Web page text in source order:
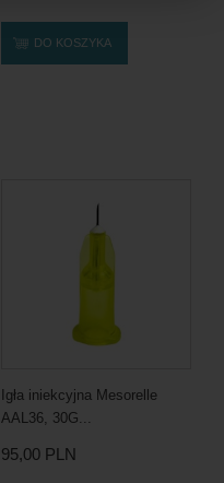
DO KOSZYKA
Igła iniekcyjna Mesorelle
AAL36, 30G...
95,00 PLN